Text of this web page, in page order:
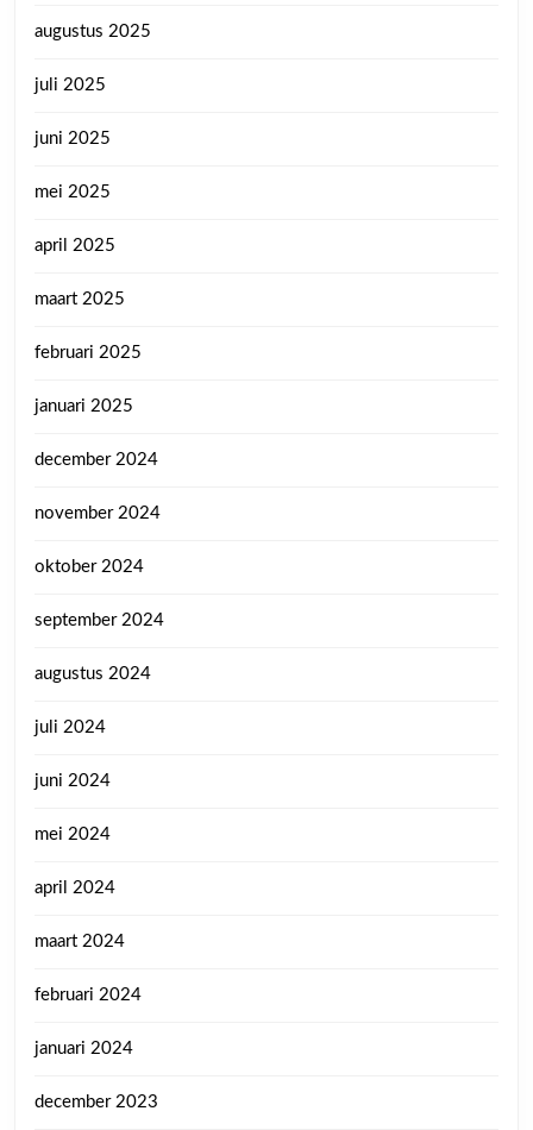
augustus 2025
juli 2025
juni 2025
mei 2025
april 2025
maart 2025
februari 2025
januari 2025
december 2024
november 2024
oktober 2024
september 2024
augustus 2024
juli 2024
juni 2024
mei 2024
april 2024
maart 2024
februari 2024
januari 2024
december 2023